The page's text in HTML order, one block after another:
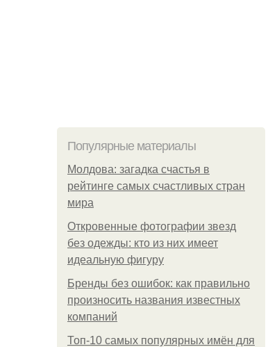
Популярные материалы
Молдова: загадка счастья в
рейтинге самых счастливых стран
мира
Откровенные фотографии звезд
без одежды: кто из них имеет
идеальную фигуру
Бренды без ошибок: как правильно
произносить названия известных
компаний
Топ-10 самых популярных имён для